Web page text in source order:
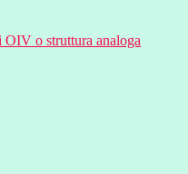
OIV o struttura analoga